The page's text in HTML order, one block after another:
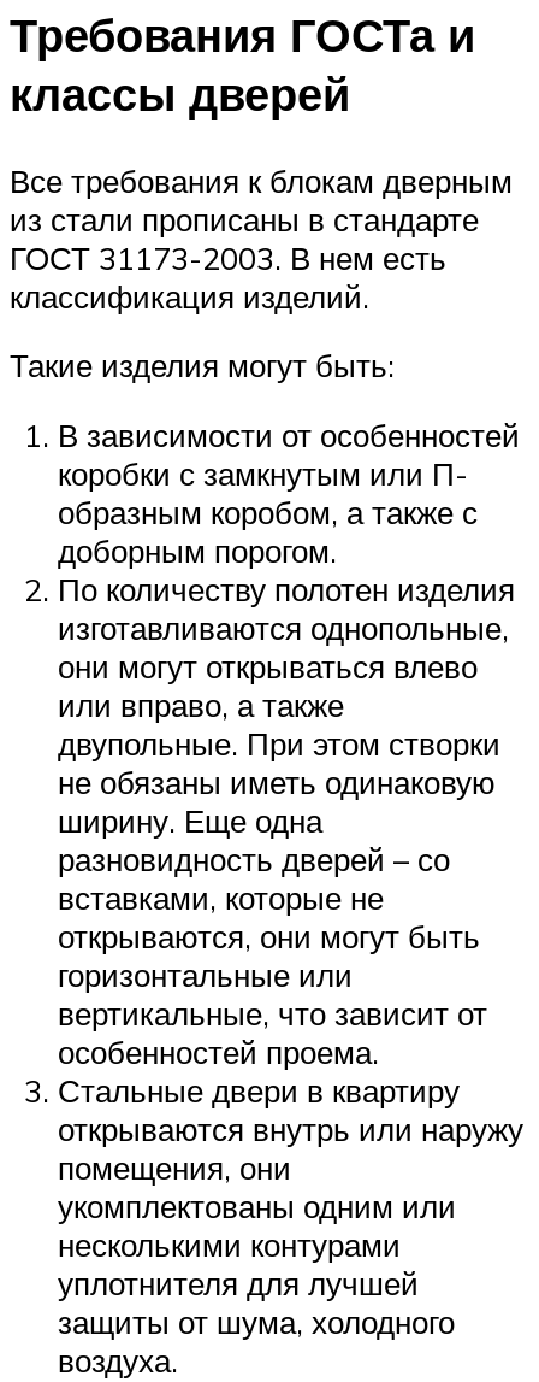
Требования ГОСТа и
классы дверей
Все требования к блокам дверным
из стали прописаны в стандарте
ГОСТ 31173-2003. В нем есть
классификация изделий.
Такие изделия могут быть:
В зависимости от особенностей
коробки с замкнутым или П-
образным коробом, а также с
доборным порогом.
По количеству полотен изделия
изготавливаются однопольные,
они могут открываться влево
или вправо, а также
двупольные. При этом створки
не обязаны иметь одинаковую
ширину. Еще одна
разновидность дверей – со
вставками, которые не
открываются, они могут быть
горизонтальные или
вертикальные, что зависит от
особенностей проема.
Стальные двери в квартиру
открываются внутрь или наружу
помещения, они
укомплектованы одним или
несколькими контурами
уплотнителя для лучшей
защиты от шума, холодного
воздуха.